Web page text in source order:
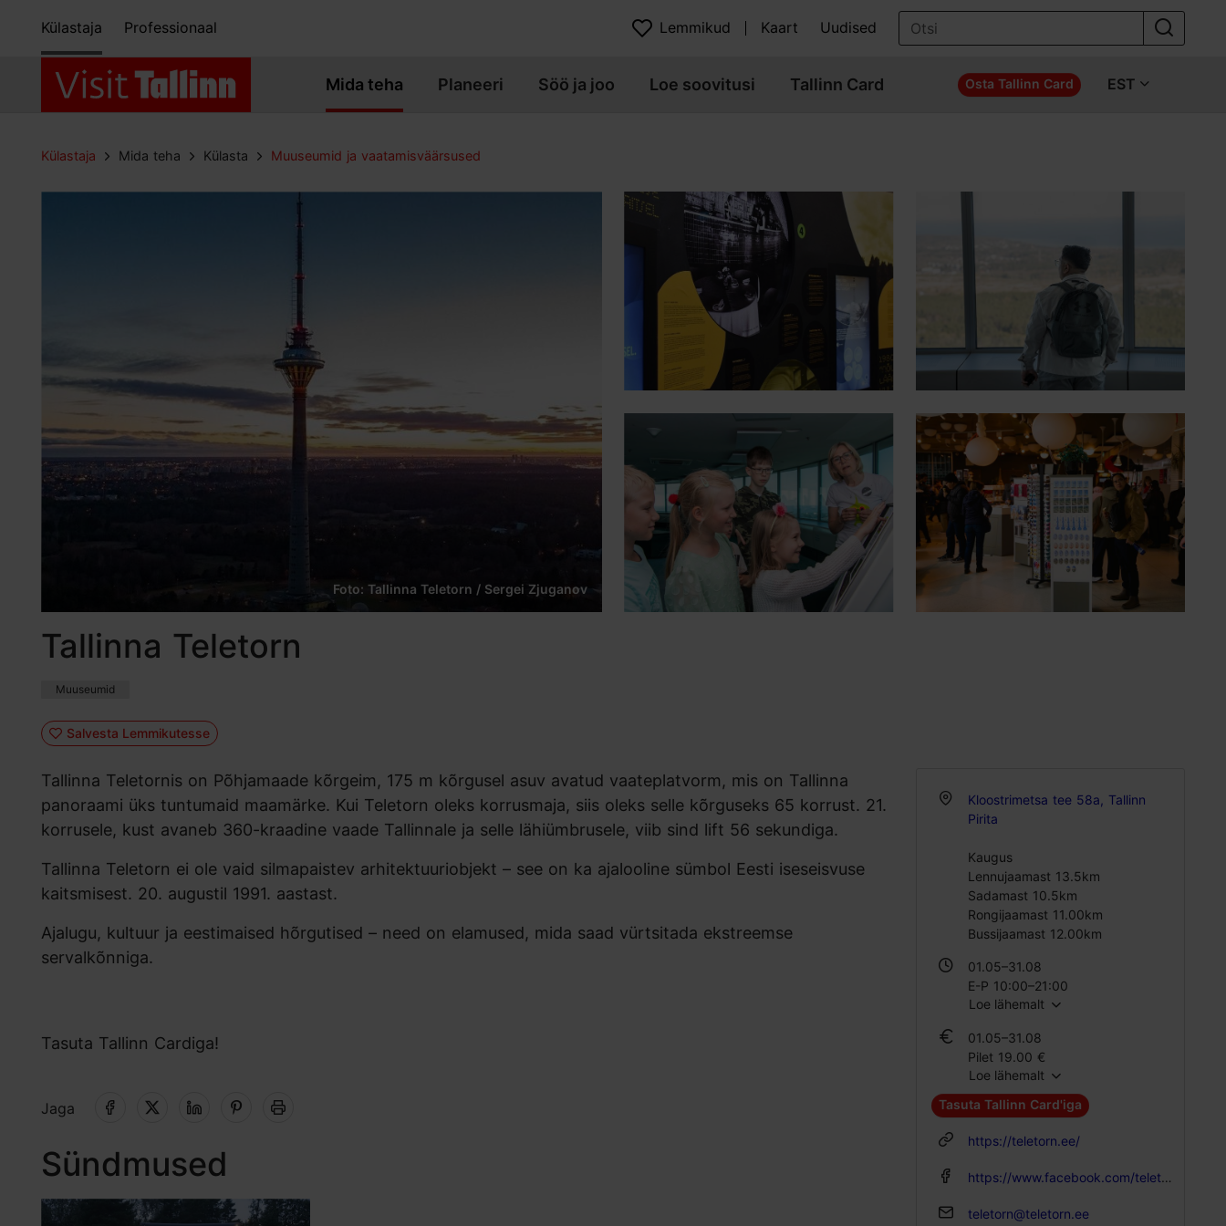
Külastaja Professionaal Lemmikud Kaart Uudised
Mida teha Planeeri Söö ja joo Loe soovitusi Tallinn Card Osta Tallinn Card EST
Külastaja Mida teha Külasta Muuseumid ja vaatamisväärsused
Foto: Tallinna Teletorn / Sergei Zjuganov
Tallinna Teletorn
Muuseumid
Salvesta Lemmikutesse
Tallinna Teletornis on Põhjamaade kõrgeim, 175 m kõrgusel asuv avatud vaateplatvorm, mis on Tallinna
panoraami üks tuntumaid maamärke. Kui Teletorn oleks korrusmaja, siis oleks selle kõrguseks 65 korrust. 21.
korrusele, kust avaneb 360-kraadine vaade Tallinnale ja selle lähiümbrusele, viib sind lift 56 sekundiga.
Tallinna Teletorn ei ole vaid silmapaistev arhitektuuriobjekt – see on ka ajalooline sümbol Eesti iseseisvuse
kaitsmisest. 20. augustil 1991. aastast.
Ajalugu, kultuur ja eestimaised hõrgutised – need on elamused, mida saad vürtsitada ekstreemse
servalkõnniga.
Tasuta Tallinn Cardiga!
Jaga
Kloostrimetsa tee 58a, Tallinn
Pirita
Kaugus
Lennujaamast 13.5km
Sadamast 10.5km
Rongijaamast 11.00km
Bussijaamast 12.00km
01.05–31.08
E-P 10:00–21:00
E – N 10:00–21:00
R – P 10:00–22:00
01.09–30.04
E-P 10:00–18:00
Loe lähemalt
01.05–31.08
Pilet 19.00 €
Õpilase pilet 14.00 €
Perepilet 37.00 €
01.06–31.08
Pilet 19.00 €
Õpilase pilet 14.00 €
Loe lähemalt
Tasuta Tallinn Card'iga
https://teletorn.ee/
https://www.facebook.com/teletorn
teletorn@teletorn.ee
Sündmused